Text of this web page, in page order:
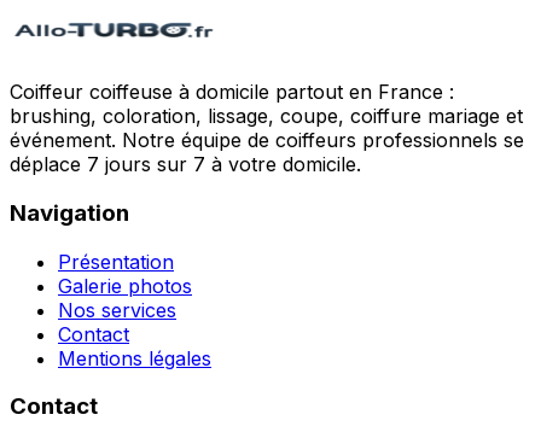
Coiffeur coiffeuse à domicile partout en France :
brushing, coloration, lissage, coupe, coiffure mariage et
événement. Notre équipe de coiffeurs professionnels se
déplace 7 jours sur 7 à votre domicile.
Navigation
Présentation
Galerie photos
Nos services
Contact
Mentions légales
Contact